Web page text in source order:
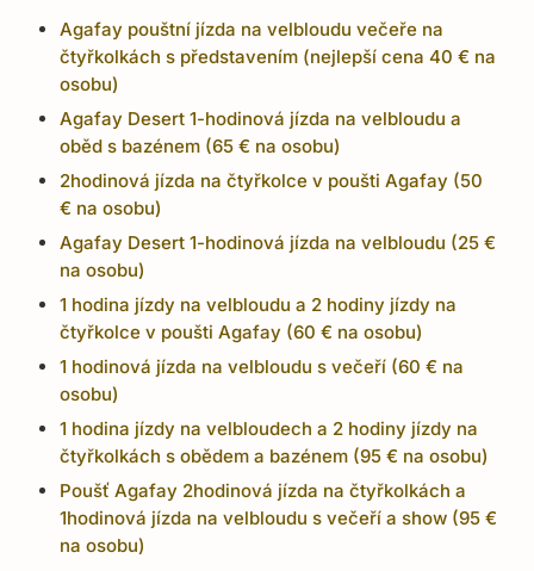
Agafay pouštní jízda na velbloudu večeře na
čtyřkolkách s představením (nejlepší cena 40 € na
osobu)
Agafay Desert 1-hodinová jízda na velbloudu a
oběd s bazénem (65 € na osobu)
2hodinová jízda na čtyřkolce v poušti Agafay (50
€ na osobu)
Agafay Desert 1-hodinová jízda na velbloudu (25 €
na osobu)
1 hodina jízdy na velbloudu a 2 hodiny jízdy na
čtyřkolce v poušti Agafay (60 € na osobu)
1 hodinová jízda na velbloudu s večeří (60 € na
osobu)
1 hodina jízdy na velbloudech a 2 hodiny jízdy na
čtyřkolkách s obědem a bazénem (95 € na osobu)
Poušť Agafay 2hodinová jízda na čtyřkolkách a
1hodinová jízda na velbloudu s večeří a show (95 €
na osobu)